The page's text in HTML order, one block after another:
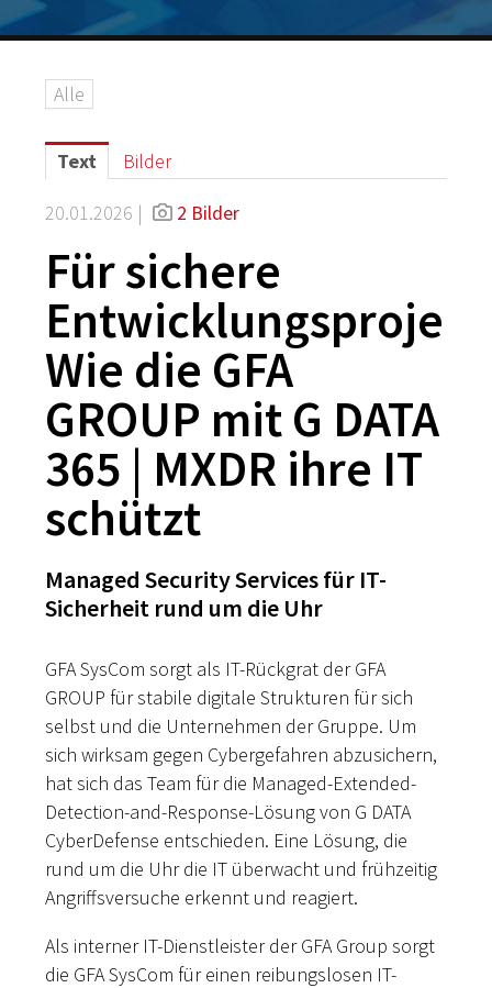
Logos
IT-Security
G DATA Campus
Kontakt
Alle
Text Bilder
20.01.2026 | 2 Bilder
Für sichere
Wie die GFA
GROUP mit G DATA
365 | MXDR ihre IT
schützt
Managed Security Services für IT-
Sicherheit rund um die Uhr
GFA SysCom sorgt als IT-Rückgrat der GFA
GROUP für stabile digitale Strukturen für sich
selbst und die Unternehmen der Gruppe. Um
sich wirksam gegen Cybergefahren abzusichern,
hat sich das Team für die Managed-Extended-
Detection-and-Response-Lösung von G DATA
CyberDefense entschieden. Eine Lösung, die
rund um die Uhr die IT überwacht und frühzeitig
Angriffsversuche erkennt und reagiert.
Als interner IT-Dienstleister der GFA Group sorgt
die GFA SysCom für einen reibungslosen IT-